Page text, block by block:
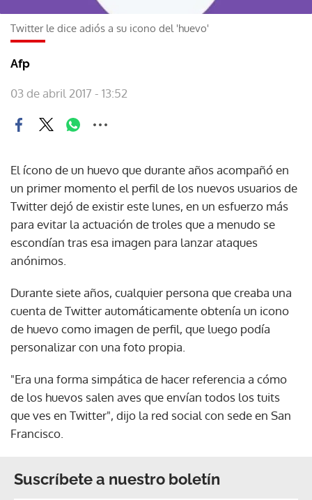
Twitter le dice adiós a su icono del 'huevo'
Afp
03 de abril 2017 - 13:52
El ícono de un huevo que durante años acompañó en
un primer momento el perfil de los nuevos usuarios de
Twitter dejó de existir este lunes, en un esfuerzo más
para evitar la actuación de troles que a menudo se
escondían tras esa imagen para lanzar ataques
anónimos.
Durante siete años, cualquier persona que creaba una
cuenta de Twitter automáticamente obtenía un icono
de huevo como imagen de perfil, que luego podía
personalizar con una foto propia.
"Era una forma simpática de hacer referencia a cómo
de los huevos salen aves que envían todos los tuits
que ves en Twitter", dijo la red social con sede en San
Francisco.
Suscríbete a nuestro boletín